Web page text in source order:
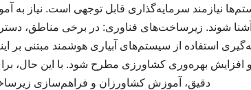
نیازمند سرمایه‌گذاری قابل توجهی است. نیاز به
آشنا شوند. زیرساخت‌های فناوری: در برخی مناطق،
استفاده از سیستم‌های آبیاری هوشمند مبتنی بر
افزایش بهره‌وری کشاورزی مطرح شود. با این حال،
دقیق، آموزش کشاورزان و فراهم‌سازی